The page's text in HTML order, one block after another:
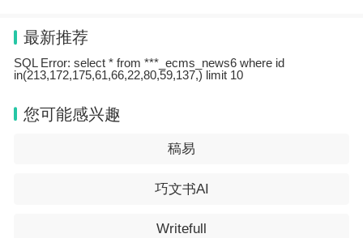
最新推荐
SQL Error: select * from ***_ecms_news6 where id
in(213,172,175,61,66,22,80,59,137,) limit 10
您可能感兴趣
稿易
巧文书AI
Writefull